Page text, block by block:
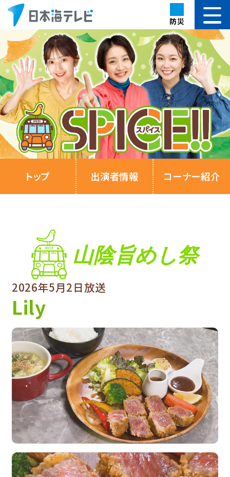
防災
トップ 出演者情報 コーナー紹介
山陰旨めし祭
2026年5月2日放送
Lily